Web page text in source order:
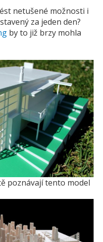
netušené možnosti i
za jeden den?
by to již brzy mohla
poznávají tento model